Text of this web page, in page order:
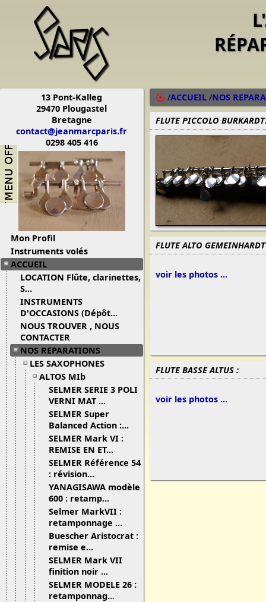
13 Pont-Kalleg
29470 Plougastel
Bretagne
contact@jeanmarcparis.fr
0298 405 416
Mon Profil
Instruments volés
ACCUEIL
LOCATION Flûte, clarinettes,
S...
INSTRUMENTS
D'OCCASIONS (Dépôt...
NOUS TROUVER , NOUS
CONTACTER
NOS REPARATIONS
LES SAXOPHONES
ALTOS MIb
SELMER SERIE 3 POLI
VERNI MAT ...
SELMER Super
Balanced Action :...
SELMER Mark VI :
REMISE EN ET...
SELMER Référence 54
: révision...
YANAGISAWA modèle
600 : retamp...
Selmer MarkVII :
retamponnage ...
Buescher Aristocrat :
remise e...
SELMER Mark VII
finition noir ...
SELMER MODELE 26 :
retamponnag...
/ACCUEIL /NOS
FLUTE PICCOLO
FLUTE ALTO
voir les photos ...
FLUTE BASSE ALTUS :
voir les photos ...